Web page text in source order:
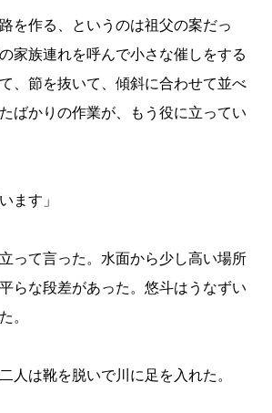
を作る、というのは祖父の案だっ
家族連れを呼んで小さな催しをする
、節を抜いて、傾斜に合わせて並べ
ばかりの作業が、もう役に立ってい
ます」
って言った。水面から少し高い場所
らな段差があった。悠斗はうなずい
。
人は靴を脱いで川に足を入れた。